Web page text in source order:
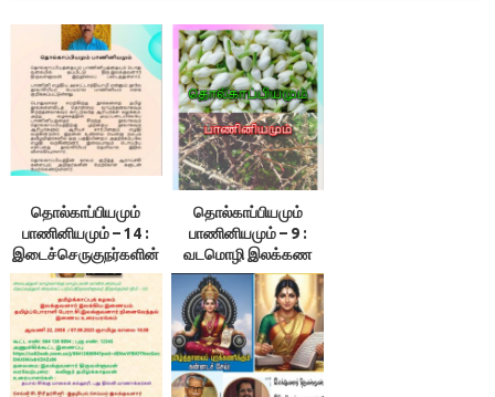
தொல்காப்பியமும்
பாணினியமும் – 14 :
இடைச்செருகுநர்களின்
தோல்விக்கான
காரணங்கள்-
இலக்குவனார்
திருவள்ளுவன்
தொல்காப்பியமும்
பாணினியமும் – 9 :
வடமொழி இலக்கண
நூலாசிரியர் அறுபத்து
நால்வர் என்னும் புரட்டு –
இலக்குவனார்
திருவள்ளுவன்